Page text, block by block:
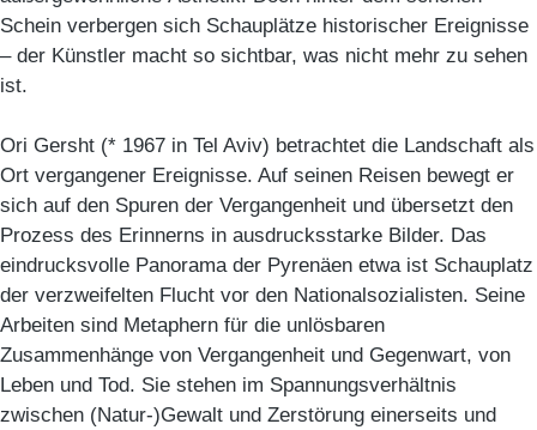
Schein verbergen sich Schauplätze historischer Ereignisse
– der Künstler macht so sichtbar, was nicht mehr zu sehen
ist.
Ori Gersht (* 1967 in Tel Aviv) betrachtet die Landschaft als
Ort vergangener Ereignisse. Auf seinen Reisen bewegt er
sich auf den Spuren der Vergangenheit und übersetzt den
Prozess des Erinnerns in ausdrucksstarke Bilder. Das
eindrucksvolle Panorama der Pyrenäen etwa ist Schauplatz
der verzweifelten Flucht vor den Nationalsozialisten. Seine
Arbeiten sind Metaphern für die unlösbaren
Zusammenhänge von Vergangenheit und Gegenwart, von
Leben und Tod. Sie stehen im Spannungsverhältnis
zwischen (Natur-)Gewalt und Zerstörung einerseits und